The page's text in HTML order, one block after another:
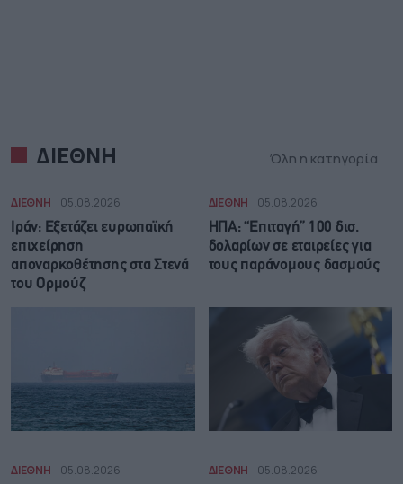
ΔΙΕΘΝΗ Όλη η κατηγορία
ΔΙΕΘΝΗ 05.08.2026
Ιράν: Eξετάζει ευρωπαϊκή
επιχείρηση
αποναρκοθέτησης στα Στενά
του Ορμούζ
ΔΙΕΘΝΗ 05.08.2026
ΗΠΑ: “Επιταγή” 100 δισ.
δολαρίων σε εταιρείες για
τους παράνομους δασμούς
ΔΙΕΘΝΗ 05.08.2026 ΔΙΕΘΝΗ 05.08.2026